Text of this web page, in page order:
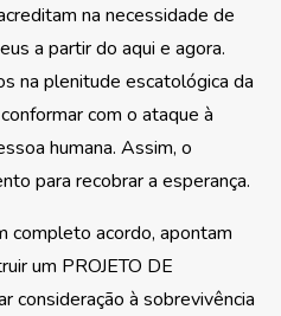
na necessidade de
a partir do aqui e agora.
na plenitude escatológica da
com o ataque à
humana. Assim, o
para recobrar a esperança.
completo acordo, apontam
um PROJETO DE
consideração à sobrevivência